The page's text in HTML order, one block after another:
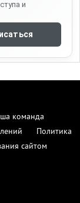
и
команда
Политика
сайтом